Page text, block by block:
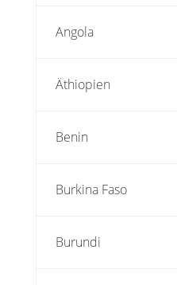
Angola
Äthiopien
Benin
Burkina Faso
Burundi